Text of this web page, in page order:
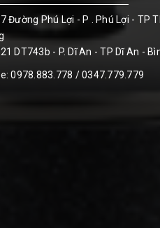
Đường Phú Lợi - P . Phú Lợi - TP
DT743b - P. Dĩ An - TP Dĩ An -
0978.883.778 / 0347.779.779